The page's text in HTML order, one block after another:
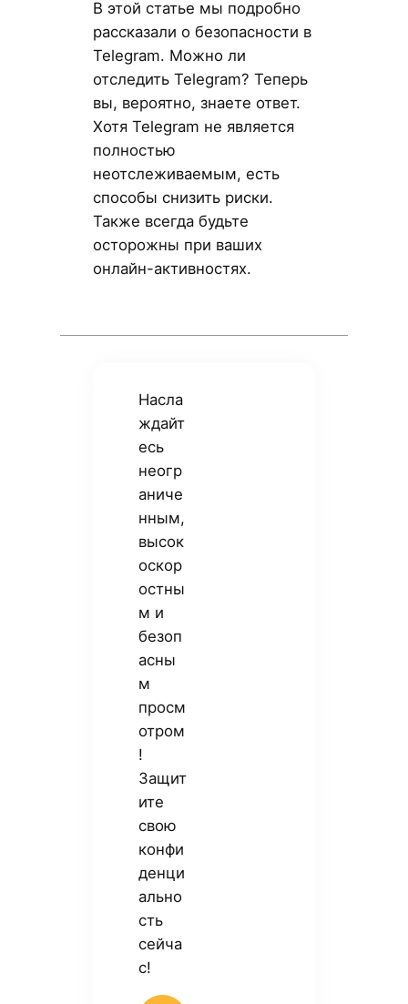
В этой статье мы подробно
рассказали о безопасности в
Telegram. Можно ли
отследить Telegram? Теперь
вы, вероятно, знаете ответ.
Хотя Telegram не является
полностью
неотслеживаемым, есть
способы снизить риски.
Также всегда будьте
осторожны при ваших
онлайн-активностях.
Насла
ждайт
есь
неогр
аниче
нным,
высок
оскор
остны
м и
безоп
асны
м
просм
отром
!
Защит
ите
свою
конфи
денци
ально
сть
сейча
с!